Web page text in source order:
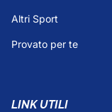
Altri Sport
Provato per te
LINK UTILI